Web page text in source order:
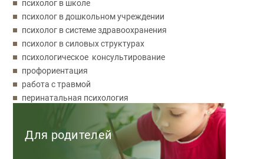
психолог в школе
психолог в дошкольном учреждении
психолог в системе здравоохранения
психолог в силовых структурах
психологическое консультирование
профориентация
работа с травмой
перинатальная психология
Для родителей